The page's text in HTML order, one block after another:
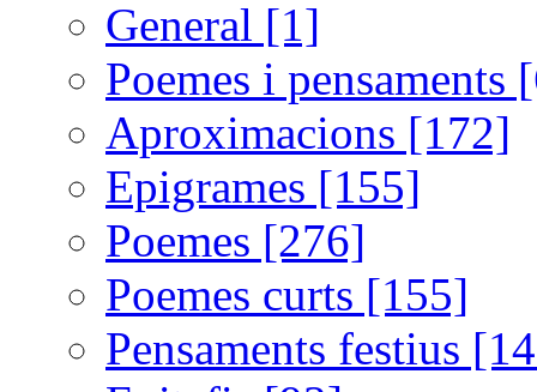
General [1]
Poemes i pensaments
Aproximacions [172]
Epigrames [155]
Poemes [276]
Poemes curts [155]
Pensaments festius